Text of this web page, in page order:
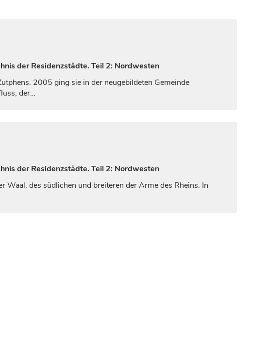
der Residenzstädte. Teil 2: Nordwesten
2005 ging sie in der neugebildeten Gemeinde
der…
der Residenzstädte. Teil 2: Nordwesten
des südlichen und breiteren der Arme des Rheins. In